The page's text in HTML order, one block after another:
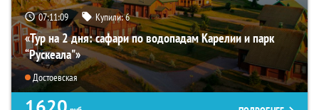
07:11:08 Купили:6
«Тур на 2 дня: сафари по водопадам Карелии и парк
“Рускеала"»
Достоевская